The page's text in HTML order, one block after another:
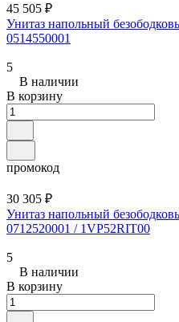
45 505 ₽
Унитаз напольный
0514550001
5
В наличии
В корзину
промокод
30 305 ₽
Унитаз напольный
0712520001 / 1VP52RIT00
5
В наличии
В корзину